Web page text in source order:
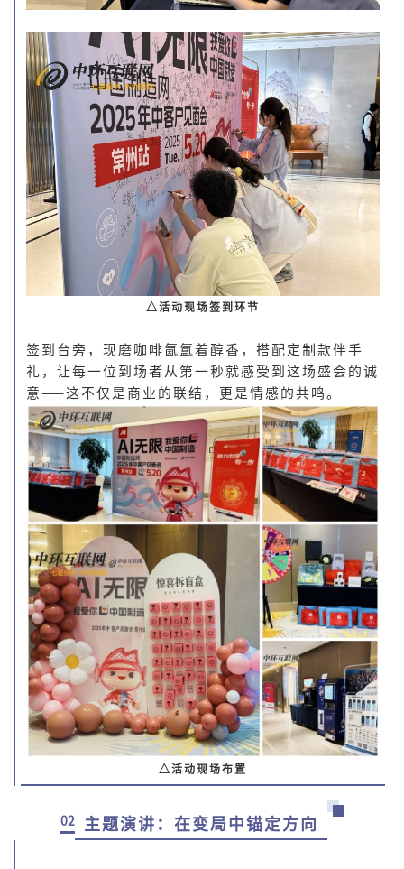
△活动现场签到环节
签到台旁，现磨咖啡氤氲着醇香，搭配定制款伴手
礼，让每一位到场者从第一秒就感受到这场盛会的诚
意——这不仅是商业的联结，更是情感的共鸣。
△活动现场布置
02 主题演讲：在变局中锚定方向